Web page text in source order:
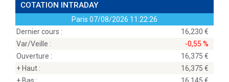
COTATION INTRADAY
Paris 07/08/2026 11:22:26
Dernier cours :
16,230
Var/Veille :
-0,55 %
Ouverture :
16,375
+ Haut :
16,375